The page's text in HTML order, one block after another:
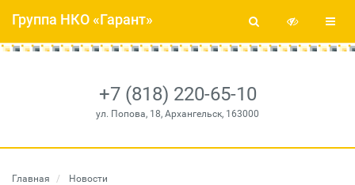
+7 (818) 220-65-10
ул. Попова, 18, Архангельск, 163000
Группа НКО «Гарант»
Главная Новости